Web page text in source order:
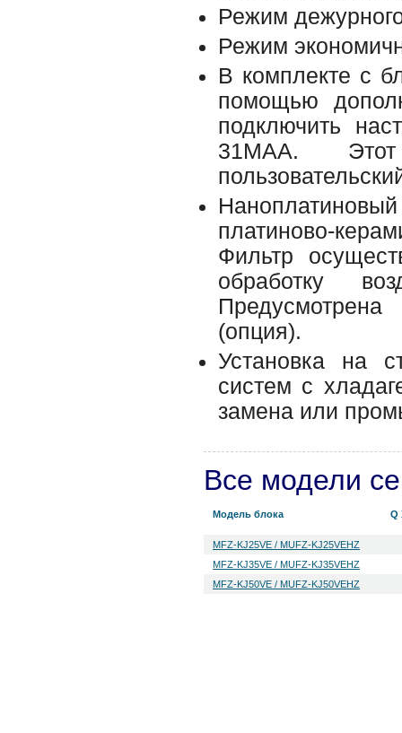
Режим
Режим
В комплекте с
помощью
подключить
31MAA.
платиново-
Фильтр
обработку
(опция).
Установка на
систем с
замена или
Все модели
Модель блока Q
MFZ-KJ25VE / MUFZ-KJ25VEHZ
MFZ-KJ35VE / MUFZ-KJ35VEHZ
MFZ-KJ50VE / MUFZ-KJ50VEHZ